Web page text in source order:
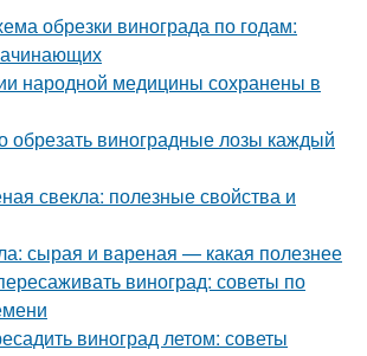
обрезки винограда по годам:
народной медицины сохранены в
обрезать виноградные лозы каждый
свекла: полезные свойства и
сырая и вареная — какая полезнее
виноград: советы по
виноград летом: советы